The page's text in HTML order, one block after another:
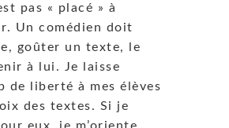
pas « placé » à
Un comédien doit
goûter un texte, le
à lui. Je laisse
de liberté à mes élèves
des textes. Si je